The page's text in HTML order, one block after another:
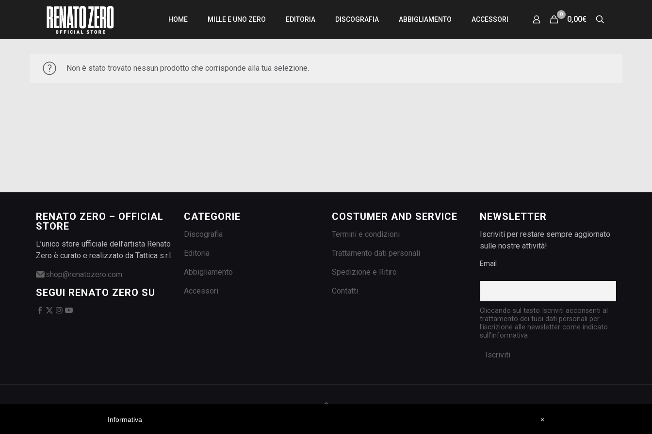
HOME MILLE E UNO ZERO EDITORIA DISCOGRAFIA ABBIGLIAMENTO ACCESSORI
0
0,00€
Non è stato trovato nessun prodotto che corrisponde alla tua selezione.
RENATO ZERO – OFFICIAL
STORE
L’unico store ufficiale dell’artista Renato
Zero è curato e realizzato da Tattica s.r.l.
shop@renatozero.com
SEGUI RENATO ZERO SU
CATEGORIE
Discografia
Editoria
Abbigliamento
Accessori
COSTUMER AND SERVICE
Termini e condizioni
Trattamento dati personali
Spedizione e Ritiro
Contatti
NEWSLETTER
Iscriviti per restare sempre aggiornato
sulle nostre attività!
Email
Cliccando sul tasto Iscriviti acconsenti al
trattamento dei tuoi dati personali per
l'iscrizione alle newsletter come indicato
sull'informativa
×
Informativa